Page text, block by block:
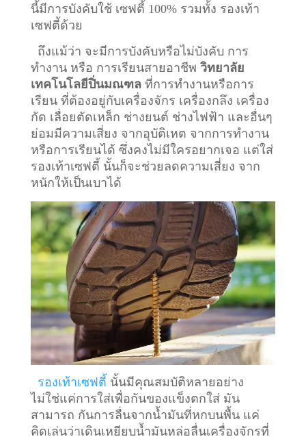
นี้มีการบังคับใช้ เซฟตี้ 100% รวมทั้ง รองเท้า
เซฟตี้ด้วย
ถึงแม้ว่า จะมีการบังคับหรือไม่บังคับ การ
ทำงาน หรือ การเรียนสายอาชีพ วิทยาลัย
เทคโนโลยีปิ่นมณฑลที่การทำงานหรือการ
เรียน ที่ต้องอยู่กับเครื่องจักร เครื่องกลึง เครื่อง
กัด เลื่อยตัดเหล็ก ช่างยนต์ ช่างไฟฟ้า และอื่นๆ
ย่อมมีความเสี่ยง จากอุบัติเหต จากการทำงาน
หรือการเรียนได้ ซึ่งคงไม่มีใครอยากเจอ แต่ใส่
รองเท้าเซฟตี้ นั้นก็จะช่วยลดความเสี่ยง จาก
หนักให้เป็นเบาได้
รองเท้าเซฟตี้ นั้นมีคุณสมบัติหลายอย่าง
ไม่ใช่แค่การใส่เพื่อกันของแข็งตกใส่ มัน
สามารถ กันการลื่นจากน้ำมันที่หกบนพื้น แค่
คิดเล่นว่าเดินเหยียบน้ำมันหล่อลื่นเครื่องจักรที่